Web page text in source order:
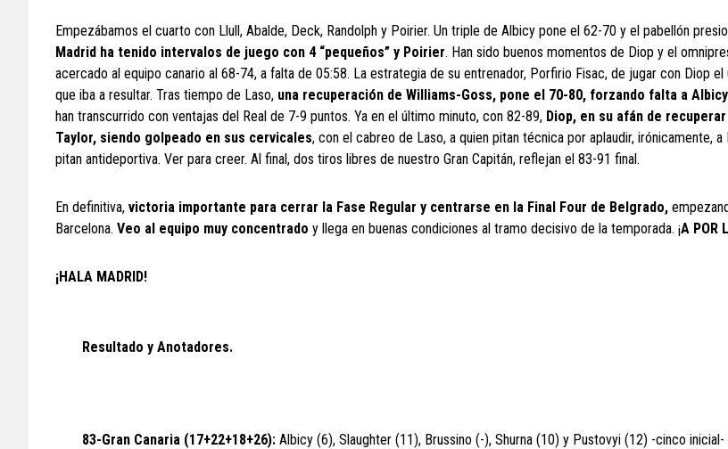
Empezábamos el cuarto con Llull, Abalde, Deck, Randolph y Poirier. Un triple de Albicy pone el 62-70 y el pabellón
Madrid ha tenido intervalos de juego con 4 “pequeños” y Poirier. Han sido buenos momentos de Diop y el
acercado al equipo canario al 68-74, a falta de 05:58. La estrategia de su entrenador, Porfirio Fisac, de jugar con Diop
que iba a resultar. Tras tiempo de Laso, una recuperación de Williams-Goss, pone el 70-80, forzando falta a Albicy
han transcurrido con ventajas del Real de 7-9 puntos. Ya en el último minuto, con 82-89, Diop, en su afán de
Taylor, siendo golpeado en sus cervicales, con el cabreo de Laso, a quien pitan técnica por aplaudir, irónicamente, a
pitan antideportiva. Ver para creer. Al final, dos tiros libres de nuestro Gran Capitán, reflejan el 83-91 final.
En definitiva, victoria importante para cerrar la Fase Regular y centrarse en la Final Four de Belgrado,
Barcelona. Veo al equipo muy concentrado y llega en buenas condiciones al tramo decisivo de la temporada. ¡A POR
¡HALA MADRID!
Resultado y Anotadores.
83-Gran Canaria (17+22+18+26): Albicy (6), Slaughter (11), Brussino (-), Shurna (10) y Pustovyi (12) -cinco inicial-